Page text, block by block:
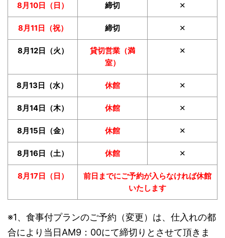
8月10日（日） 締切 ✕
8月11日（祝） 締切 ✕
8月12日（火）
貸切営業（満
室）
✕
8月13日（水） 休館 ✕
8月14日（木） 休館 ✕
8月15日（金） 休館 ✕
8月16日（土） 休館 ✕
8月17日（日）
前日までにご予約が入らなければ休館
いたします
※1、食事付プランのご予約（変更）は、仕入れの都
合により当日AM9：00にて締切りとさせて頂きま